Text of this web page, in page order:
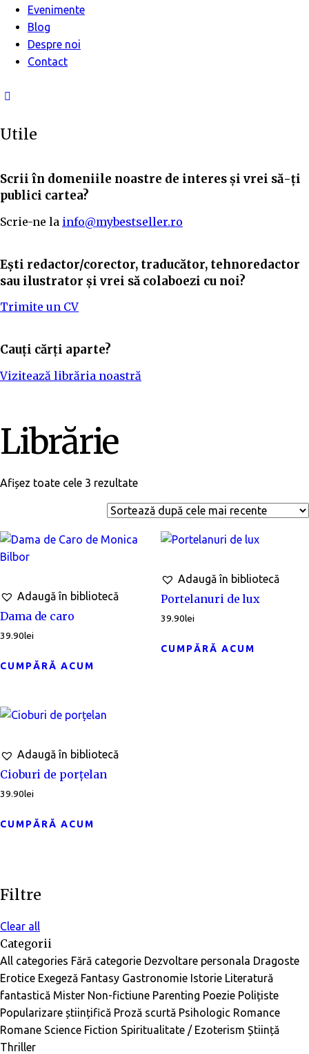
Evenimente
Blog
Despre noi
Contact
Utile
Scrii în domeniile noastre de interes și vrei să-ți
publici cartea?
Scrie-ne la info@mybestseller.ro
Ești redactor/corector, traducător, tehnoredactor
sau ilustrator și vrei să colaboezi cu noi?
Trimite un CV
Cauți cărți aparte?
Vizitează librăria noastră
Librărie
Afișez toate cele 3 rezultate
Adaugă în bibliotecă
Dama de caro
39.90lei
CUMPĂRĂ ACUM
Adaugă în bibliotecă
Portelanuri de lux
39.90lei
CUMPĂRĂ ACUM
Adaugă în bibliotecă
Cioburi de porțelan
39.90lei
CUMPĂRĂ ACUM
Filtre
Clear all
Categorii
All categories Fără categorie Dezvoltare personala Dragoste
Erotice Exegeză Fantasy Gastronomie Istorie Literatură
fantastică Mister Non-fictiune Parenting Poezie Polițiste
Popularizare științifică Proză scurtă Psihologic Romance
Romane Science Fiction Spiritualitate / Ezoterism Știință
Thriller